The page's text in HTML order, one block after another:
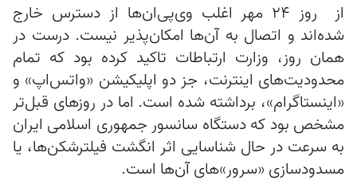
از روز ۲۴ مهر اغلب وی‌پی‌ان‌ها از دسترس خارج
شده‌اند و اتصال به آن‌ها امکان‌پذیر نیست. درست در
همان روز، وزارت ارتباطات تاکید کرده بود که تمام
محدودیت‌های اینترنت، جز دو اپلیکیشن «واتس‌اپ» و
«اینستاگرام»، برداشته شده‌ است. اما در روزهای قبل‌تر
مشخص بود که دستگاه سانسور جمهوری اسلامی ایران
به سرعت در حال شناسایی اثر انگشت فیلترشکن‌ها، یا
مسدودسازی «سرور»های آن‌ها است.